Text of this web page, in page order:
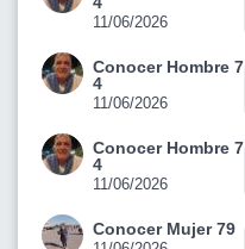
11/06/2026
Conocer Hombre 7
4
11/06/2026
Conocer Hombre 7
4
11/06/2026
Conocer Mujer 79